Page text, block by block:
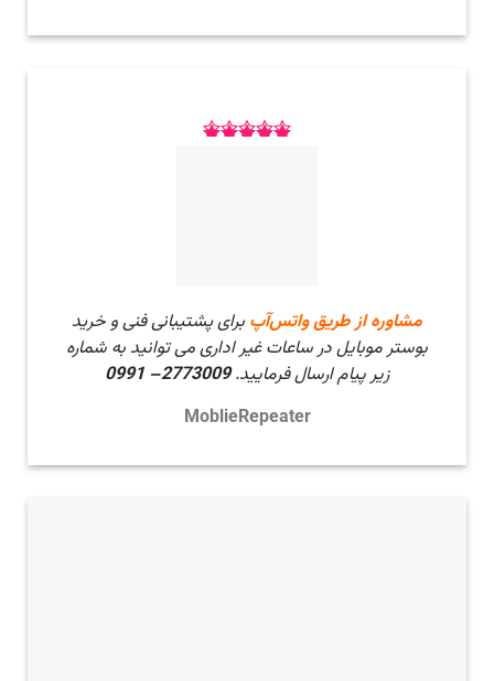
مشاوره از طریق واتس‌آپ برای پشتیبانی فنی و خرید
بوستر موبایل در ساعات غیر اداری می توانید به شماره
زیر پیام ارسال فرمایید. 2773009– 0991
MoblieRepeater